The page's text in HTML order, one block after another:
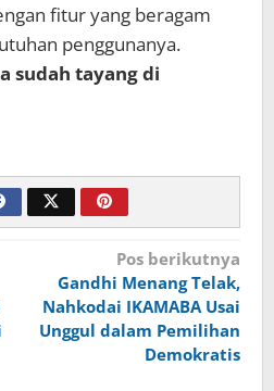
fitur yang beragam
penggunanya.
sudah tayang di
Pos berikutnya
Gandhi Menang Telak,
Nahkodai IKAMABA Usai
Unggul dalam Pemilihan
Demokratis